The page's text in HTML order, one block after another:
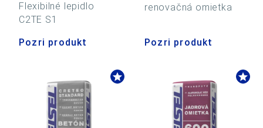
Flexibilné lepidlo
C2TE S1
Pozri produkt
renovačná omietka
Pozri produkt